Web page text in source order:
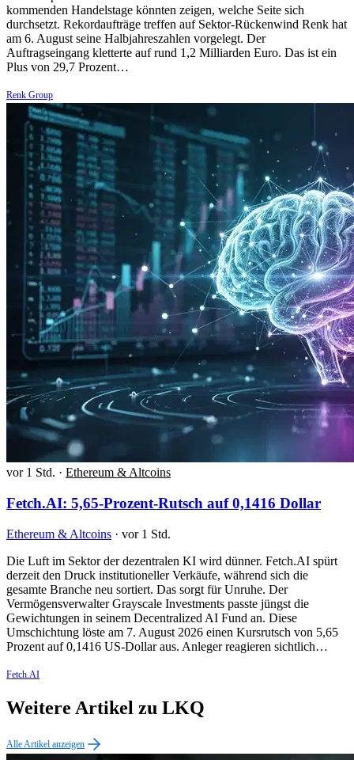
kommenden Handelstage könnten zeigen, welche Seite sich
durchsetzt. Rekordaufträge treffen auf Sektor-Rückenwind Renk hat
am 6. August seine Halbjahreszahlen vorgelegt. Der
Auftragseingang kletterte auf rund 1,2 Milliarden Euro. Das ist ein
Plus von 29,7 Prozent…
Renk Group
vor 1 Std. · Ethereum & Altcoins
Fetch.AI: 5,65-Prozent-Rutsch auf 0,1416 Dollar
Ethereum & Altcoins · vor 1 Std.
Die Luft im Sektor der dezentralen KI wird dünner. Fetch.AI spürt
derzeit den Druck institutioneller Verkäufe, während sich die
gesamte Branche neu sortiert. Das sorgt für Unruhe. Der
Vermögensverwalter Grayscale Investments passte jüngst die
Gewichtungen in seinem Decentralized AI Fund an. Diese
Umschichtung löste am 7. August 2026 einen Kursrutsch von 5,65
Prozent auf 0,1416 US-Dollar aus. Anleger reagieren sichtlich…
Fetch.AI
Weitere Artikel zu LKQ
Alle Artikel anzeigen